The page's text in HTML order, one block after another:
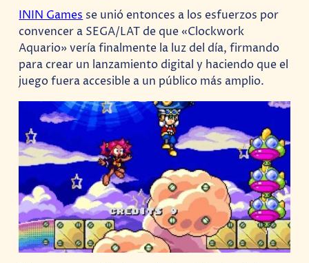
ININ Gamesse unió entonces a los esfuerzos por
convencer a SEGA/LAT de que «Clockwork
Aquario» vería finalmente la luz del día, firmando
para crear un lanzamiento digital y haciendo que el
juego fuera accesible a un público más amplio.